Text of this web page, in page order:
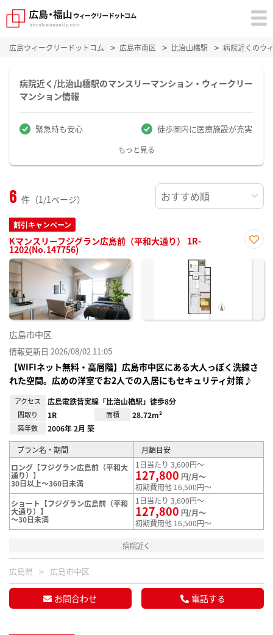
広島ウィークリードットコム 広島市南区 比治山橋駅 病院近くのウ
病院近く/比治山橋駅のマンスリーマンション・ウィークリー
マンション情報
緊急時も安心 徒歩圏内に医療施設が充実
もっと見る
6 件（1/1ページ）
割引キャンペーン
Kマンスリーフジグラン広島前（平和大通り） 1R-
1202(No.147756)
に入
広島市中区
情報更新日 2026/08/02 11:05
【WIFIネット無料・高層階】広島市中区にある大人っぽく洗練さ
れた空間。広めの洋室でお2人での入居にもセキュリティ対策♪
アクセス 広島電鉄皆実線「比治山橋駅」徒歩8分
間取り 1R 面積 28.72m²
築年数 2006年 2月 築
プラン名・期間
月額目安
ロング【フジグラン広島前（平和大
通り）】
30日以上～360日未満
1日当たり 3,600円～
127,800 円/月～
初期費用他 16,500円～
ショート【フジグラン広島前（平和
大通り）】
～30日未満
1日当たり 3,600円～
127,800 円/月～
初期費用他 16,500円～
病院近く
広島県 広島市中区
お問合わせ 電話する